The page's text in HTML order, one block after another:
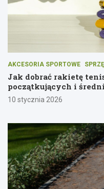
AKCESORIA SPORTOWE
Jak dobrać rakietę
początkujących i
10 stycznia 2026